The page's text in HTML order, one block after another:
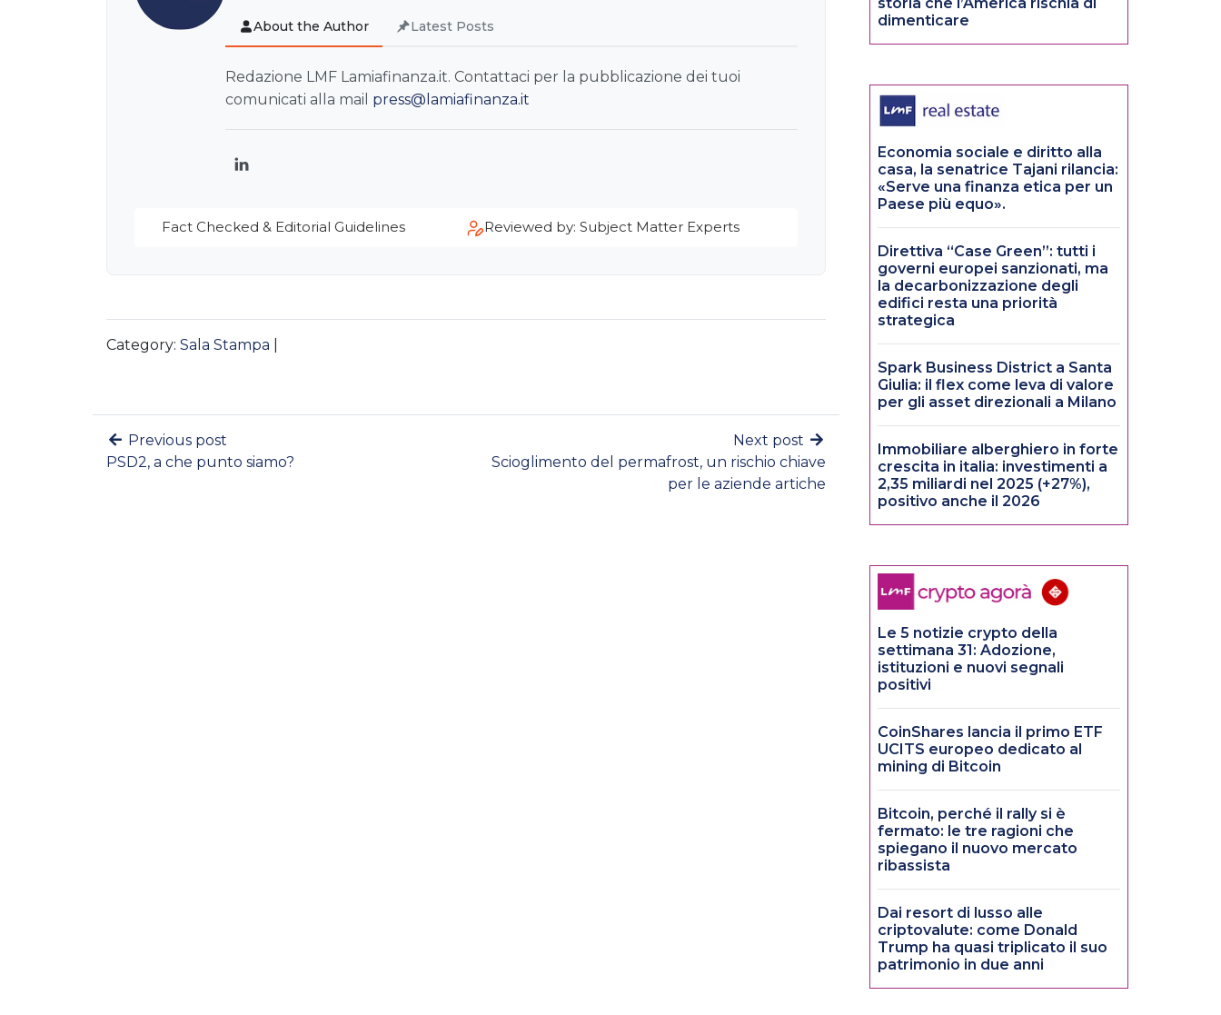
About the Author Latest Posts
Redazione LMF Lamiafinanza.it. Contattaci per la pubblicazione dei tuoi
comunicati alla mail press@lamiafinanza.it
LinkedIn
Fact Checked & Editorial Guidelines Reviewed by: Subject Matter Experts
Category: Sala Stampa
Previous post
PSD2, a che punto siamo?
Next post
Scioglimento del permafrost, un rischio chiave
per le aziende artiche
dimenticare
Economia sociale e diritto alla
casa, la senatrice Tajani rilancia:
«Serve una finanza etica per un
Paese più equo».
Direttiva “Case Green”: tutti i
governi europei sanzionati, ma
la decarbonizzazione degli
edifici resta una priorità
strategica
Spark Business District a Santa
Giulia: il flex come leva di valore
per gli asset direzionali a Milano
Immobiliare alberghiero in forte
crescita in italia: investimenti a
2,35 miliardi nel 2025 (+27%),
positivo anche il 2026
Le 5 notizie crypto della
settimana 31: Adozione,
istituzioni e nuovi segnali
positivi
CoinShares lancia il primo ETF
UCITS europeo dedicato al
mining di Bitcoin
Bitcoin, perché il rally si è
fermato: le tre ragioni che
spiegano il nuovo mercato
ribassista
Dai resort di lusso alle
criptovalute: come Donald
Trump ha quasi triplicato il suo
patrimonio in due anni